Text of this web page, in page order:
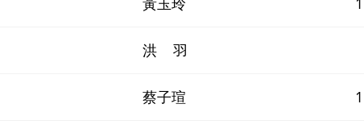
洪 羽
蔡子瑄